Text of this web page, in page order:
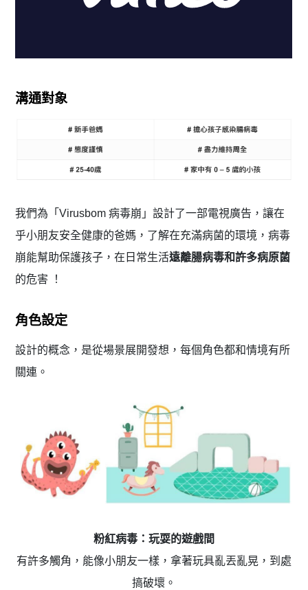
溝通對象
我們為「Virusbom 病毒崩」設計了一部電視廣告，讓在
乎小朋友安全健康的爸媽，了解在充滿病菌的環境，病毒
崩能幫助保護孩子，在日常生活遠離腸病毒和許多病原菌
的危害 ！
角色設定
設計的概念，是從場景展開發想，每個角色都和情境有所
關連。
粉紅病毒：玩耍的遊戲間
有許多觸角，能像小朋友一樣，拿著玩具亂丟亂晃，到處
搞破壞。